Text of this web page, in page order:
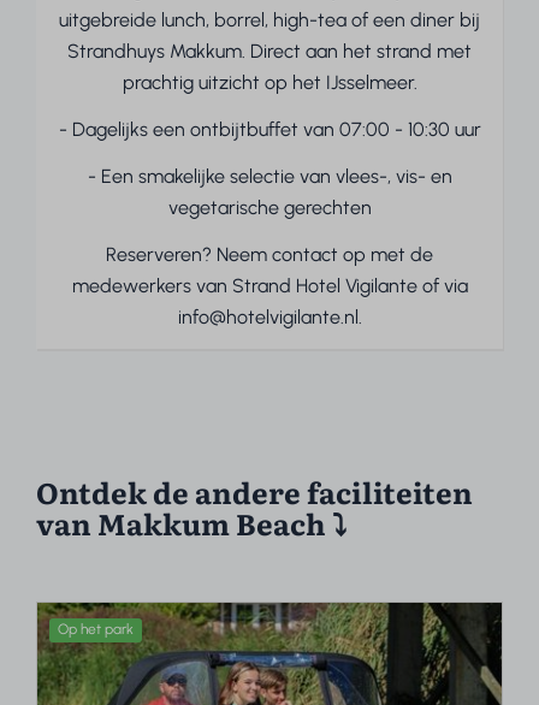
uitgebreide lunch, borrel, high-tea of een diner bij
Strandhuys Makkum. Direct aan het strand met
prachtig uitzicht op het IJsselmeer.
- Dagelijks een ontbijtbuffet van 07:00 - 10:30 uur
- Een smakelijke selectie van vlees-, vis- en
vegetarische gerechten
Reserveren? Neem contact op met de
medewerkers van Strand Hotel Vigilante of via
info@hotelvigilante.nl.
Ontdek de andere faciliteiten
van Makkum Beach ⤵
Op het park